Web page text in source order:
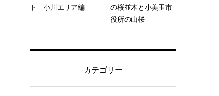
ト 小川エリア編
の桜並木と小美玉市
役所の山桜
カテゴリー